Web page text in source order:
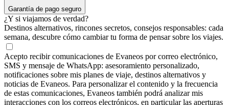
Garantía de pago seguro
¿Y si viajamos de verdad?
Destinos alternativos, rincones secretos, consejos responsables: cada
semana, descubre cómo cambiar tu forma de pensar sobre los viajes.
Acepto recibir comunicaciones de Evaneos por correo electrónico,
SMS y mensaje de WhatsApp: asesoramiento personalizado,
notificaciones sobre mis planes de viaje, destinos alternativos y
noticias de Evaneos. Para personalizar el contenido y la frecuencia
de estas comunicaciones, Evaneos también podrá analizar mis
interacciones con los correos electrónicos, en particular las aperturas